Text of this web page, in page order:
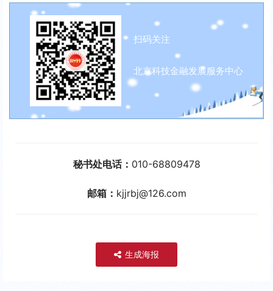
扫码关注
北京科技金融发展服务中心
秘书处电话： 010-68809478
邮箱： kjjrbj@126.com
生成海报